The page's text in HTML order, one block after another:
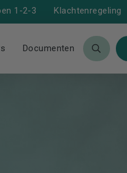
1-2-3 Klachtenregeling
Documenten